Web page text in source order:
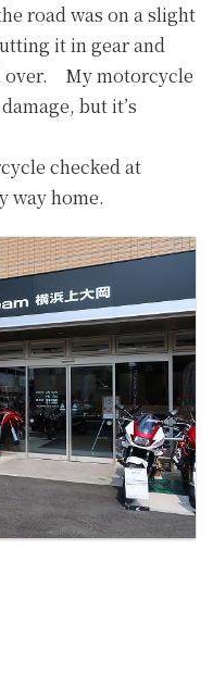
road was on a slight
it in gear and
over. My motorcycle
but it’s
checked at
way home.